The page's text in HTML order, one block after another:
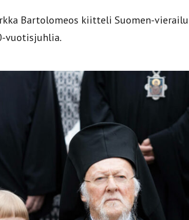
Bartolomeos kiitteli Suomen-
vuotisjuhlia.